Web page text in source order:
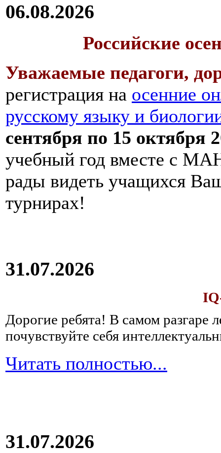
06.08.2026
Российские
Уважаемые педагоги,
регистрация на осенние
русскому языку и
сентября по 15 октября
учебный год вместе с
рады видеть учащихся
турнирах!
31.07.2026
Дорогие ребята! В самом разгаре
почувствуйте себя
Читать полностью...
31.07.2026